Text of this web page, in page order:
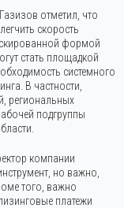
отметил, что
скорость
формой
стать площадкой
системного
В частности,
региональных
подгруппы
компании
но важно,
того, важно
платежи